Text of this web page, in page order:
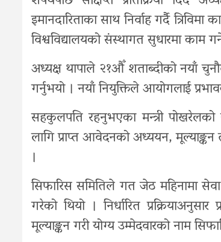
इमानदारिताका साथ निर्वाह गर्दै
विश्वविद्यालयको संस्थागत सुधारमा काम
अध्यक्ष थापाले २१औँ शताब्दीको नयाँ
गर्नुभयो । नयाँ नियुक्तिले आयोगलाई
सहकुलपति रहनुभएका मन्त्री
लागि प्राप्त आवेदनको अध्ययन, मूल्याङ्कन
।
सिफारिस समितिले गत जेठ महिनामा
गरेको थियो । निर्धारित
मूल्याङ्कन गरी योग्य उम्मेदवारको नाम